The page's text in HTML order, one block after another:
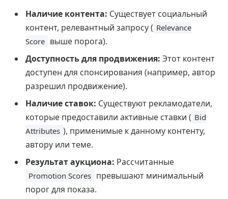
Наличие контента: Существует социальный
контент, релевантный запросу ( Relevance
Score выше порога).
Доступность для продвижения: Этот контент
доступен для спонсирования (например, автор
разрешил продвижение).
Наличие ставок: Существуют рекламодатели,
которые предоставили активные ставки ( Bid
Attributes ), применимые к данному контенту,
автору или теме.
Результат аукциона: Рассчитанные
Promotion Scores превышают минимальный
порог для показа.